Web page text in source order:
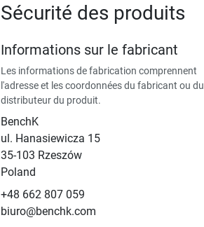
Sécurité des produits
Informations sur le fabricant
Les informations de fabrication comprennent
l'adresse et les coordonnées du fabricant ou du
distributeur du produit.
BenchK
ul. Hanasiewicza 15
35-103 Rzeszów
Poland
+48 662 807 059
biuro@benchk.com